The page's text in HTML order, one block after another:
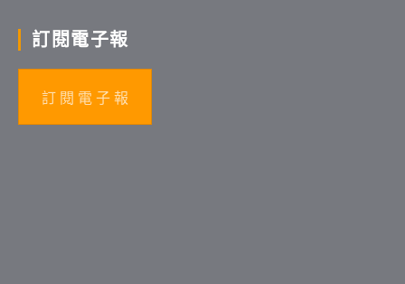
訂閱電子報
訂 閱 電 子 報